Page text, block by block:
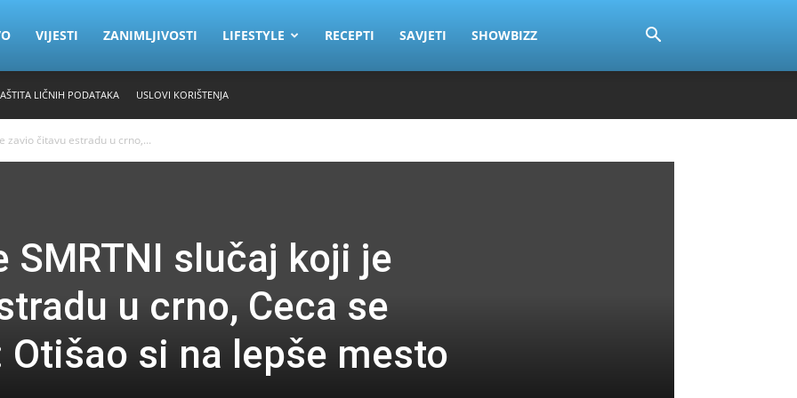
VIJESTI ZANIMLJIVOSTI LIFESTYLE RECEPTI SAVJETI SHOWBIZZ
LIČNIH PODATAKA USLOVI KORIŠTENJA
zavio čitavu estradu u crno,...
SMRTNI slučaj koji je
u crno, Ceca se
si na lepše mesto